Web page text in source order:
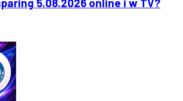
5.08.2026 online i w TV?